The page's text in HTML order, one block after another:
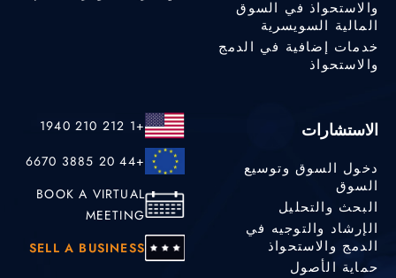
والاستحواذ في السوق
المالية السويسرية
خدمات إضافية في الدمج
والاستحواذ
الاستشارات
دخول السوق وتوسيع
السوق
البحث والتحليل
الإرشاد والتوجيه في
الدمج والاستحواذ
حماية الأصول
+1 212 210 1940
+44 20 3885 6670
BOOK A VIRTUAL
MEETING
SELL A BUSINESS